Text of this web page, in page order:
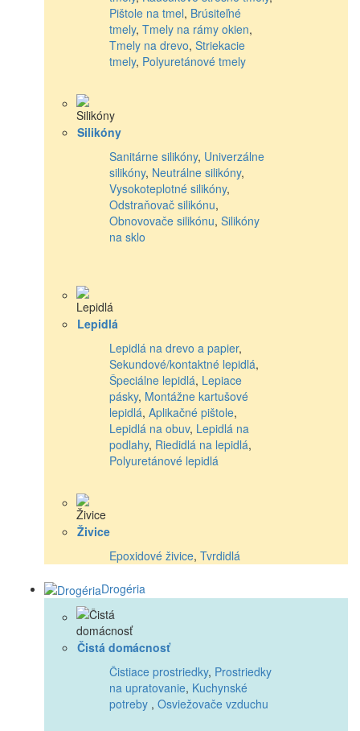
Pištole na tmel, Brúsiteľné
tmely, Tmely na rámy okien,
Tmely na drevo, Striekacie
tmely, Polyuretánové tmely
Silikóny
Sanitárne silikóny, Univerzálne
silikóny, Neutrálne silikóny,
Vysokoteplotné silikóny,
Odstraňovač silikónu,
Obnovovače silikónu, Silikóny
na sklo
Lepidlá
Lepidlá na drevo a papier,
Sekundové/kontaktné lepidlá,
Špeciálne lepidlá, Lepiace
pásky, Montážne kartušové
lepidlá, Aplikačné pištole,
Lepidlá na obuv, Lepidlá na
podlahy, Riedidlá na lepidlá,
Polyuretánové lepidlá
Živice
Epoxidové živice, Tvrdidlá
Drogéria
Čistá domácnosť
Čistiace prostriedky, Prostriedky
na upratovanie, Kuchynské
potreby , Osviežovače vzduchu